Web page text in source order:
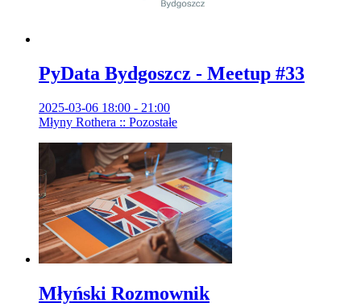
PyData Bydgoszcz - Meetup #33
2025-03-06 18:00 - 21:00
Młyny Rothera :: Pozostałe
Młyński Rozmownik